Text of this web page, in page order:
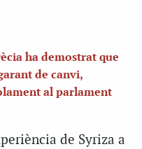
ha demostrat que
de canvi,
al parlament
de Syriza a